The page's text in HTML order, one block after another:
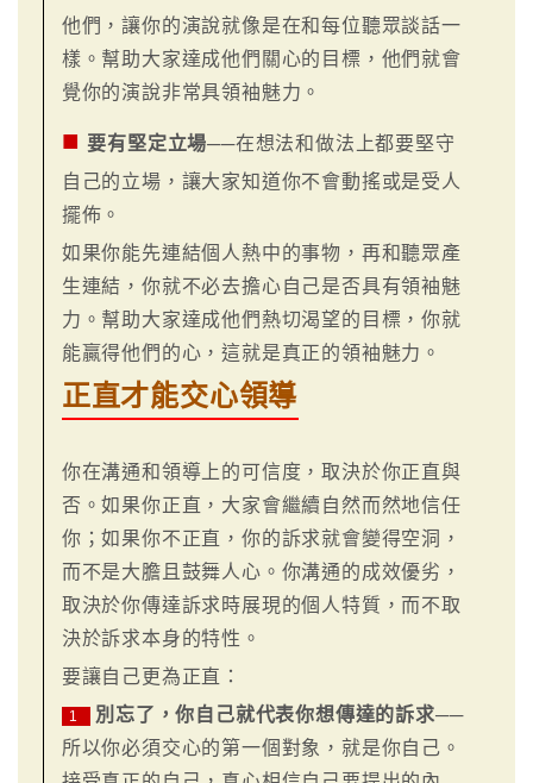
他們，讓你的演說就像是在和每位聽眾談話一
樣。幫助大家達成他們關心的目標，他們就會
覺你的演說非常具領袖魅力。
■ 要有堅定立場──在想法和做法上都要堅守
自己的立場，讓大家知道你不會動搖或是受人
擺佈。
如果你能先連結個人熱中的事物，再和聽眾產
生連結，你就不必去擔心自己是否具有領袖魅
力。幫助大家達成他們熱切渴望的目標，你就
能贏得他們的心，這就是真正的領袖魅力。
正直才能交心領導
你在溝通和領導上的可信度，取決於你正直與
否。如果你正直，大家會繼續自然而然地信任
你；如果你不正直，你的訴求就會變得空洞，
而不是大膽且鼓舞人心。你溝通的成效優劣，
取決於你傳達訴求時展現的個人特質，而不取
決於訴求本身的特性。
要讓自己更為正直：
1 別忘了，你自己就代表你想傳達的訴求──
所以你必須交心的第一個對象，就是你自己。